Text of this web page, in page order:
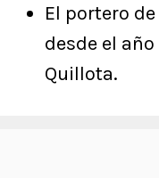
El portero de
desde el año
Quillota.